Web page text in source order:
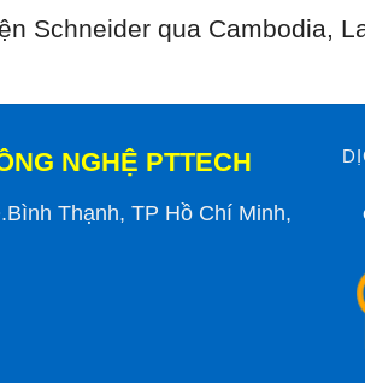
Schneider qua Cambodia,
NGHỆ PTTECH
Thạnh, TP Hồ Chí Minh,